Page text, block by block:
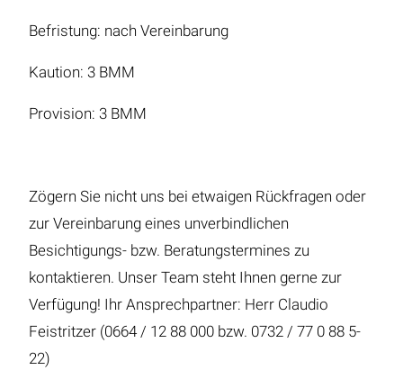
Befristung: nach Vereinbarung
Kaution: 3 BMM
Provision: 3 BMM
Zögern Sie nicht uns bei etwaigen Rückfragen oder
zur Vereinbarung eines unverbindlichen
Besichtigungs- bzw. Beratungstermines zu
kontaktieren. Unser Team steht Ihnen gerne zur
Verfügung! Ihr Ansprechpartner: Herr Claudio
Feistritzer (0664 / 12 88 000 bzw. 0732 / 77 0 88 5-
22)